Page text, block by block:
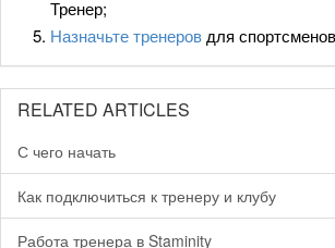
Тренер;
Назначьте тренеров для
RELATED ARTICLES
С чего начать
Как подключиться к тренеру и клубу
Работа тренера в Staminity